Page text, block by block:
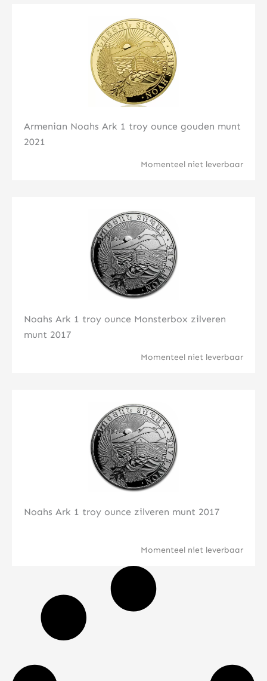
Armenian Noahs Ark 1 troy ounce gouden munt
2021
Momenteel niet leverbaar
Klik hier
Noahs Ark 1 troy ounce Monsterbox zilveren
munt 2017
Momenteel niet leverbaar
Klik hier
Noahs Ark 1 troy ounce zilveren munt 2017
Momenteel niet leverbaar
Klik hier